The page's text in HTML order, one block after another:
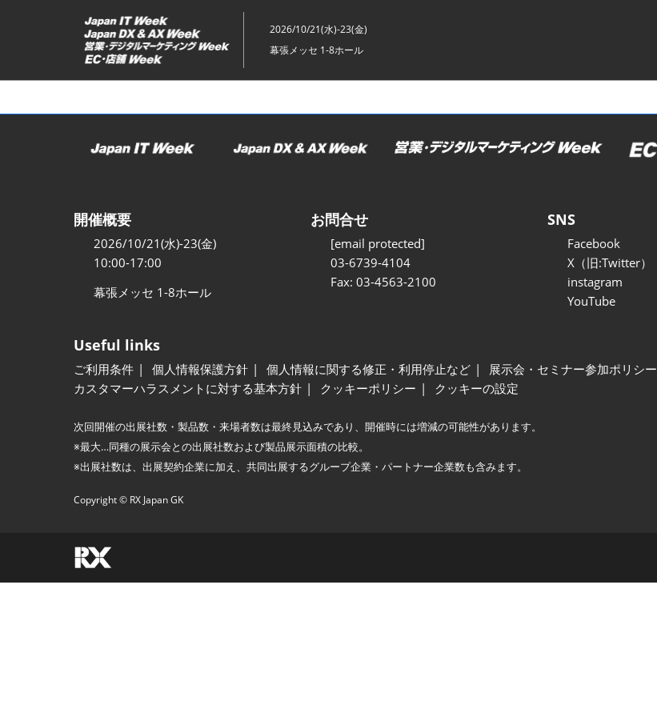
ッ
2026/10/21(水)-23(金)
幕張メッセ 1-8ホール
開催概要
2026/10/21(水)-23(金)
10:00-17:00
幕張メッセ 1-8ホール
お問合せ
[email protected]
03-6739-4104
Fax: 03-4563-2100
SNS
Facebook
X（旧:Twitter）
instagram
YouTube
Useful links
ご利用条件 個人情報保護方針 個人情報に関する修正・利用停止など 展示会・セミナー参加ポリシー
カスタマーハラスメントに対する基本方針
クッキーポリシー クッキーの設定
次回開催の出展社数・製品数・来場者数は最終見込みであり、開催時には増減の可能性があります。
※最大…同種の展示会との出展社数および製品展示面積の比較。
※出展社数は、出展契約企業に加え、共同出展するグループ企業・パートナー企業数も含みます。
Copyright © RX Japan GK